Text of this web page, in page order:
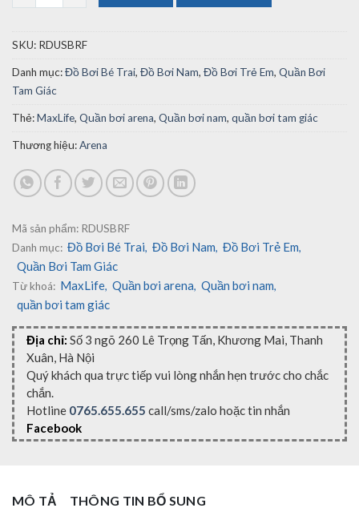
SKU: RDUSBRF
Danh mục:Đồ Bơi Bé Trai, Đồ Bơi Nam, Đồ Bơi Trẻ Em, Quần Bơi
Tam Giác
Thẻ:MaxLife, Quần bơi arena, Quần bơi nam, quần bơi tam giác
Thương hiệu:Arena
Mã sản phẩm: RDUSBRF
Danh mục: Đồ Bơi Bé Trai, Đồ Bơi Nam, Đồ Bơi Trẻ Em,
Quần Bơi Tam Giác
Từ khoá: MaxLife, Quần bơi arena, Quần bơi nam,
quần bơi tam giác
Địa chỉ: Số 3 ngõ 260 Lê Trọng Tấn, Khương Mai, Thanh
Xuân, Hà Nội
Quý khách qua trực tiếp vui lòng nhắn hẹn trước cho chắc
chắn.
Hotline 0765.655.655 call/sms/zalo hoặc tin nhắn
Facebook
MÔ TẢ THÔNG TIN BỔ SUNG